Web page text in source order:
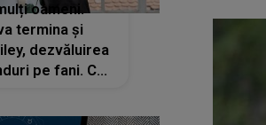
oameni.
termina și
dezvăluirea
pe fani. Ce